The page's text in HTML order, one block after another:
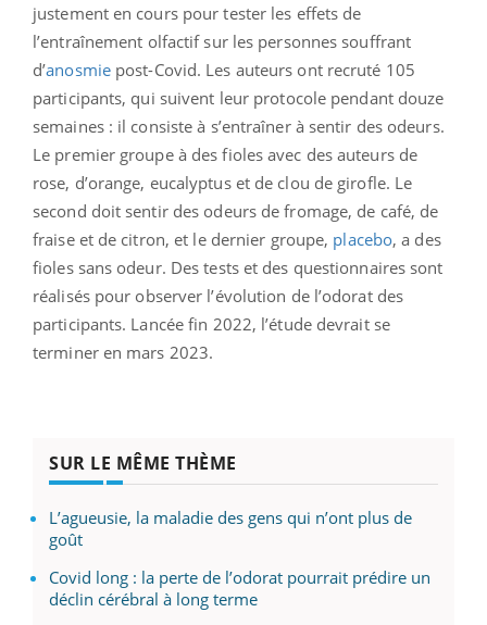
justement en cours pour tester les effets de
l’entraînement olfactif sur les personnes souffrant
d’anosmiepost-Covid. Les auteurs ont recruté 105
participants, qui suivent leur protocole pendant douze
semaines : il consiste à s’entraîner à sentir des odeurs.
Le premier groupe à des fioles avec des auteurs de
rose, d’orange, eucalyptus et de clou de girofle. Le
second doit sentir des odeurs de fromage, de café, de
fraise et de citron, et le dernier groupe, placebo, a des
fioles sans odeur. Des tests et des questionnaires sont
réalisés pour observer l’évolution de l’odorat des
participants. Lancée fin 2022, l’étude devrait se
terminer en mars 2023.
SUR LE MÊME THÈME
L’agueusie, la maladie des gens qui n’ont plus de
goût
Covid long : la perte de l’odorat pourrait prédire un
déclin cérébral à long terme